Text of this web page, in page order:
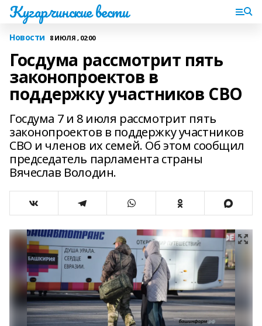
Кугарчинские вести
Новости 8 ИЮЛЯ , 02:00
Госдума рассмотрит пять
законопроектов в
поддержку участников СВО
Госдума 7 и 8 июля рассмотрит пять
законопроектов в поддержку участников
СВО и членов их семей. Об этом сообщил
председатель парламента страны
Вячеслав Володин.